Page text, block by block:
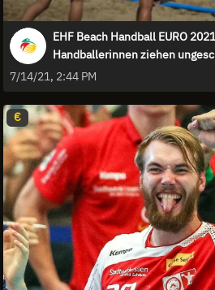
EHF Beach Handball EURO
Handballerinnen ziehen
ein!
7/14/21, 2:44 PM
€